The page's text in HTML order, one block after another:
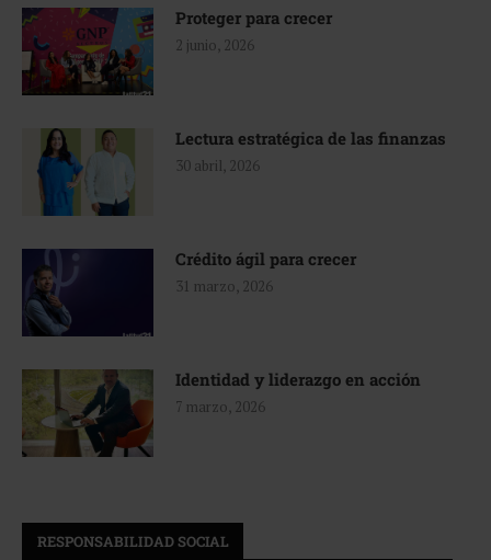
Proteger para crecer
2 junio, 2026
Lectura estratégica de las finanzas
30 abril, 2026
Crédito ágil para crecer
31 marzo, 2026
Identidad y liderazgo en acción
7 marzo, 2026
RESPONSABILIDAD SOCIAL